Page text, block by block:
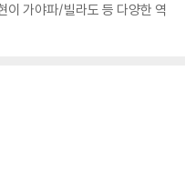
이 가야파/빌라도 등 다양한 역